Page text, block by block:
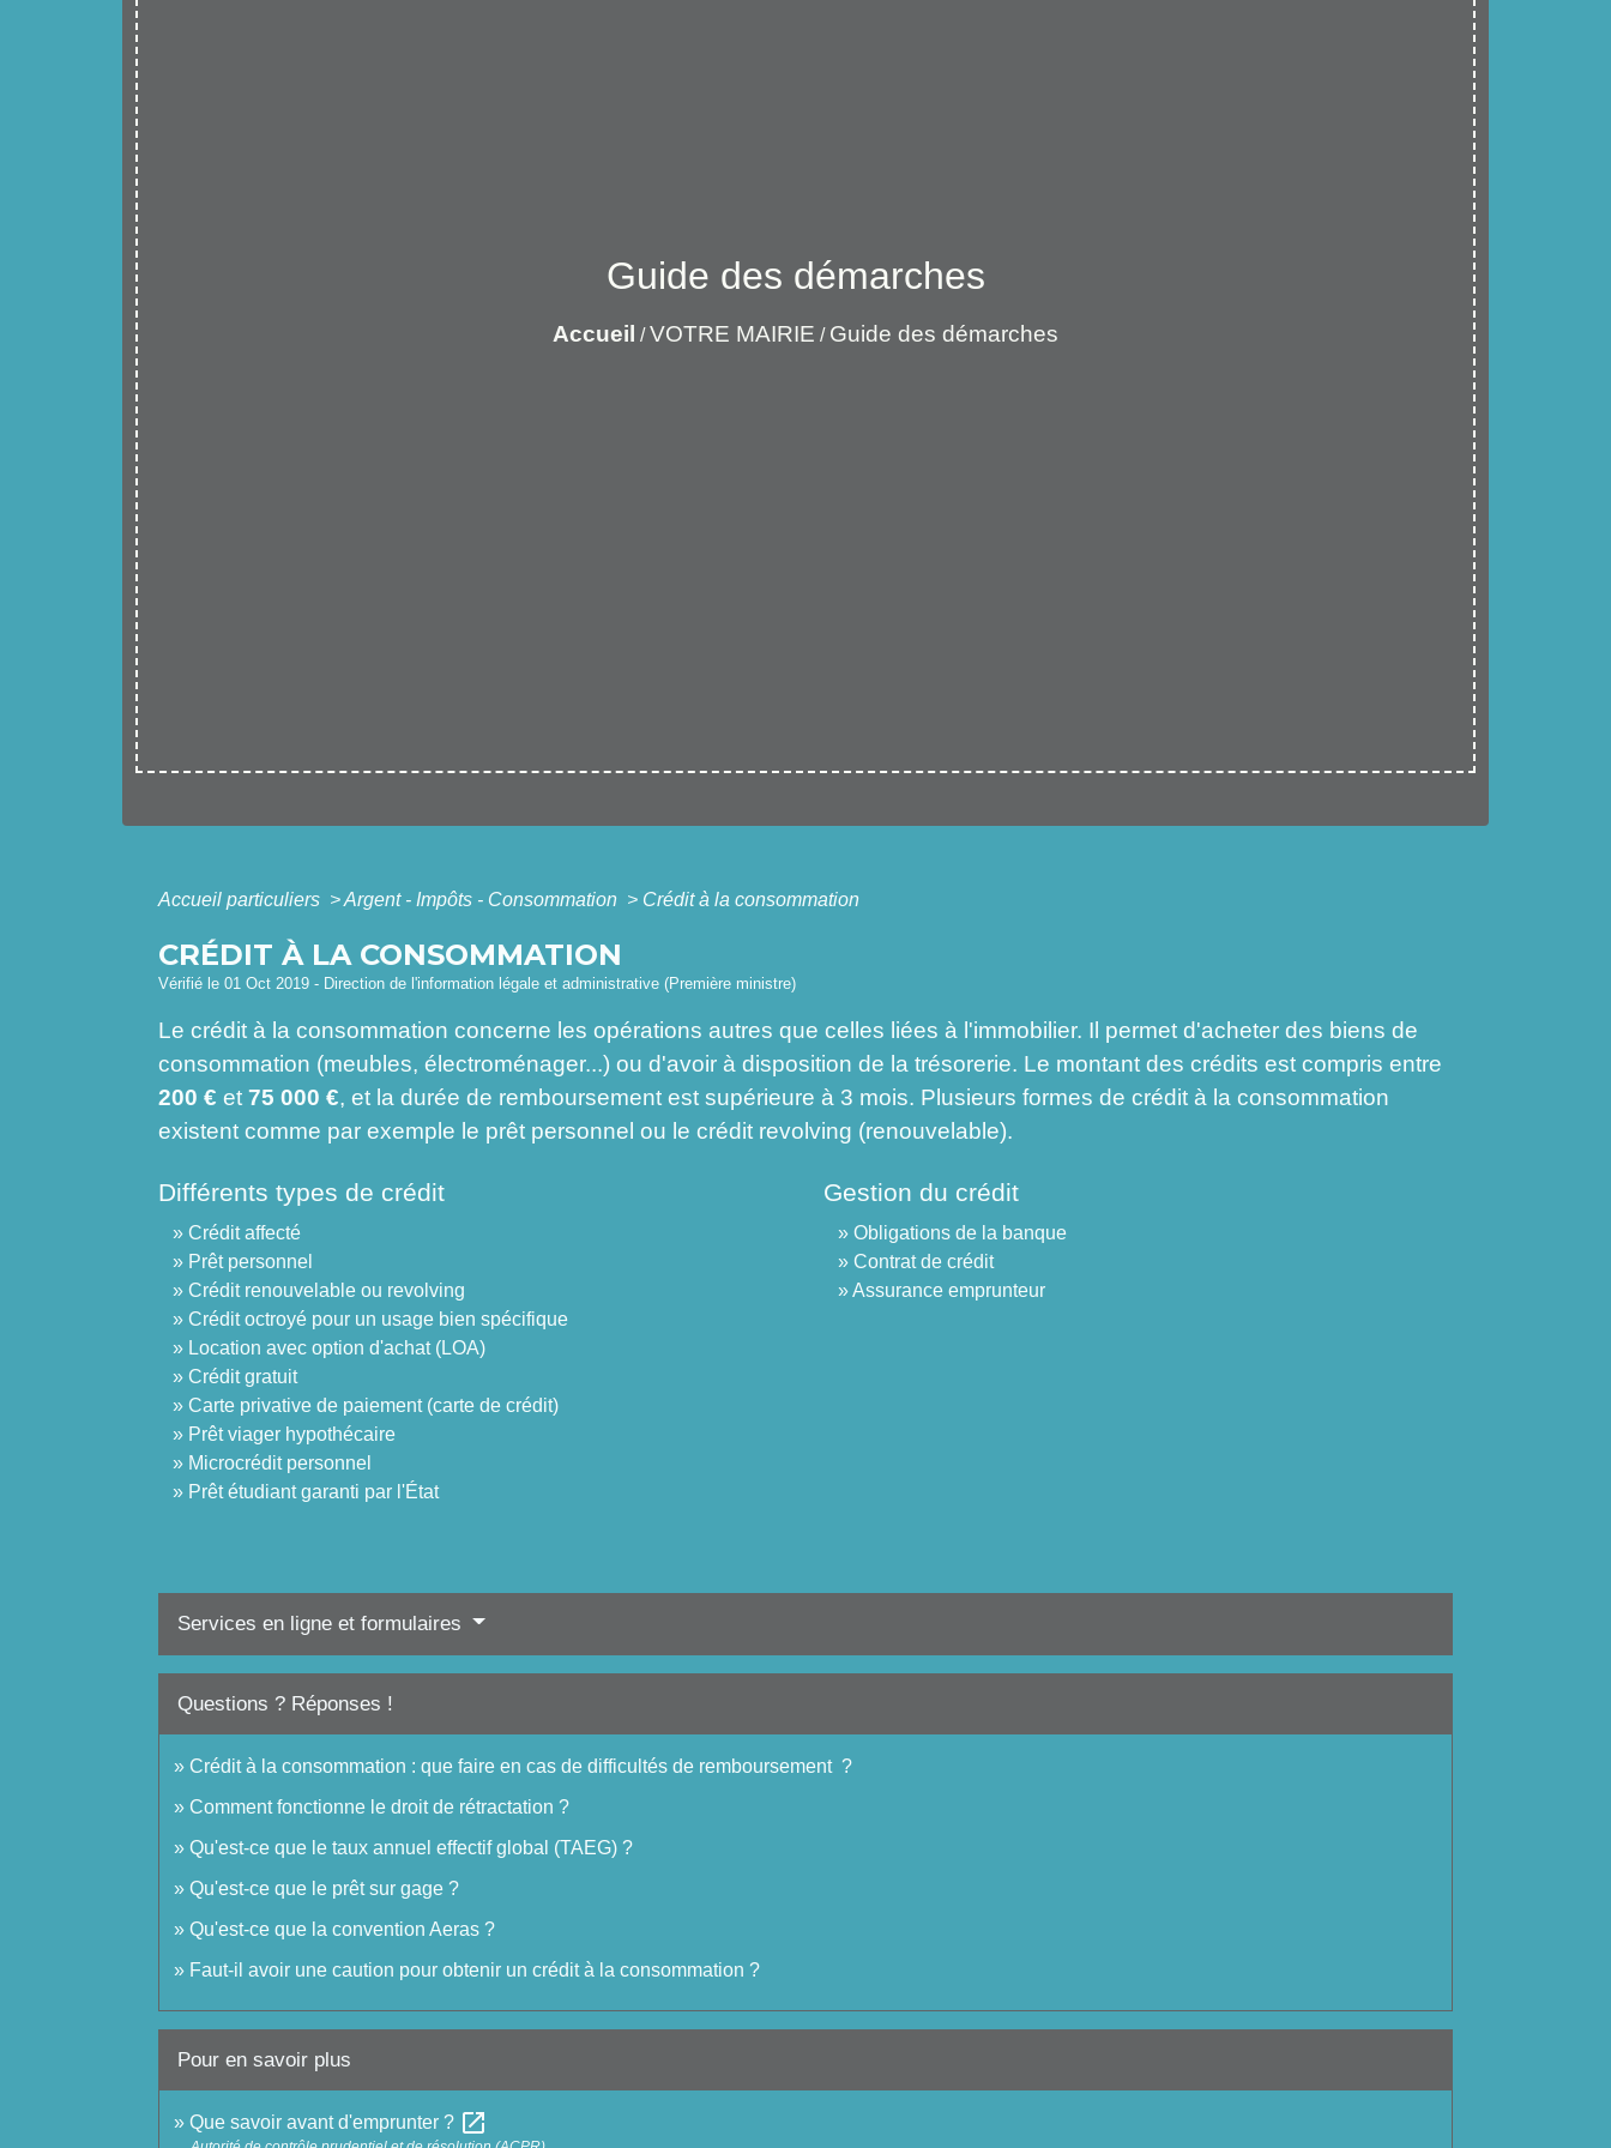
Guide des démarches
Accueil /VOTRE MAIRIE / Guide des démarches
Accueil particuliers >Argent - Impôts - Consommation > Crédit à la consommation
CRÉDIT À LA CONSOMMATION
Vérifié le 01 Oct 2019 - Direction de l'information légale et administrative (Première ministre)
Le crédit à la consommation concerne les opérations autres que celles liées à l'immobilier. Il permet d'acheter des biens de
consommation (meubles, électroménager...) ou d'avoir à disposition de la trésorerie. Le montant des crédits est compris entre
200 € et 75 000 €, et la durée de remboursement est supérieure à 3 mois. Plusieurs formes de crédit à la consommation
existent comme par exemple le prêt personnel ou le crédit revolving (renouvelable).
Différents types de crédit
Crédit affecté
Prêt personnel
Crédit renouvelable ou revolving
Crédit octroyé pour un usage bien spécifique
Location avec option d'achat (LOA)
Crédit gratuit
Carte privative de paiement (carte de crédit)
Prêt viager hypothécaire
Microcrédit personnel
Prêt étudiant garanti par l'État
Gestion du crédit
Obligations de la banque
Contrat de crédit
Assurance emprunteur
Services en ligne et formulaires
Questions ? Réponses !
Crédit à la consommation : que faire en cas de difficultés de remboursement ?
Comment fonctionne le droit de rétractation ?
Qu'est-ce que le taux annuel effectif global (TAEG) ?
Qu'est-ce que le prêt sur gage ?
Qu'est-ce que la convention Aeras ?
Faut-il avoir une caution pour obtenir un crédit à la consommation ?
Pour en savoir plus
Que savoir avant d'emprunter ? open_in_new